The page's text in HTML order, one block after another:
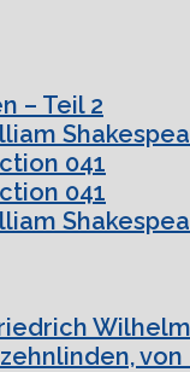
– Teil 2
041
041
Wilhelm
von